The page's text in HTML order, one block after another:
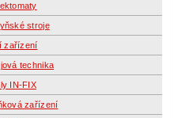
stroje
zařízení
technika
IN-FIX
zařízení